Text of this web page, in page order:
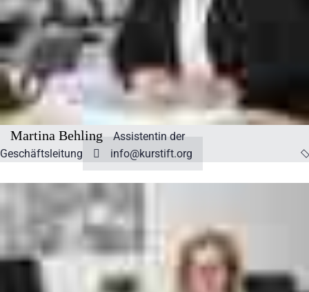
Martina Behling
Assistentin der
Geschäftsleitung
info@kurstift.org